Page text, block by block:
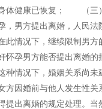
体健康已恢复； （三
方提出离婚，人民法
此情况下，继续限制
孕男方能否提出离婚
种情况下，婚姻关系尚
因婚前与他人发生性
提出离婚的规定处理。